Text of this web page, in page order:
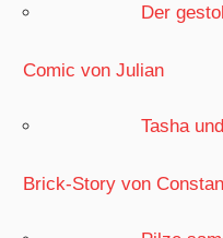
Der
Comic von Julian
Tasha
Brick-Story von